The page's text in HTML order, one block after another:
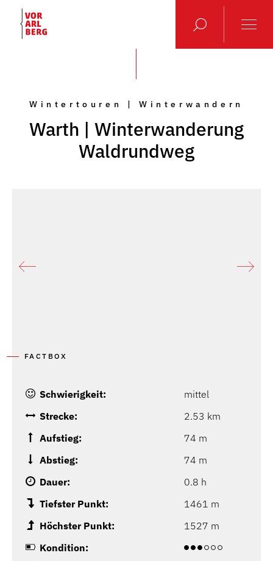
Wintertouren | Winterwandern
Warth | Winterwanderung
Waldrundweg
FACTBOX
Schwierigkeit:
mittel
Strecke:
2.53 km
Aufstieg:
74 m
Abstieg:
74 m
Dauer:
0.8 h
Tiefster Punkt:
1461 m
Höchster Punkt:
1527 m
Kondition: